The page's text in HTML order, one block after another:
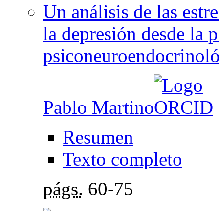
Un análisis de las
la depresión desde la
Pablo Martino
Resumen
Texto completo
págs. 60-75